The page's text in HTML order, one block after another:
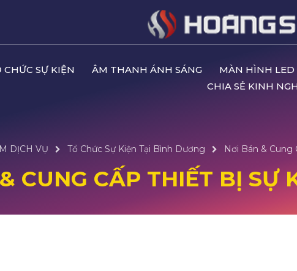
CHỨC SỰ KIỆN ÂM THANH ÁNH SÁNG MÀN HÌNH LED
CHIA SẺ KINH
DỊCH VỤ Tổ Chức Sự Kiện Tại Bình Dương Nơi Bán & Cung
CUNG CẤP THIẾT BỊ SỰ